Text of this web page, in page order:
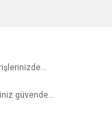
güvende...